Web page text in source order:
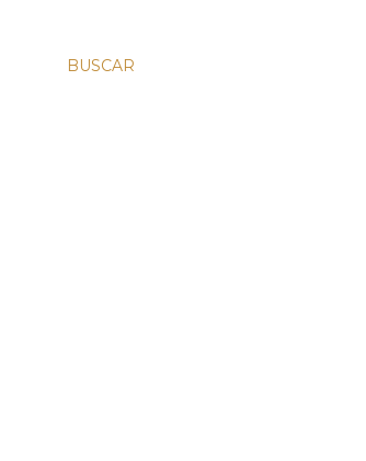
BUSCAR